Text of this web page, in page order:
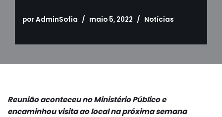
por AdminSofia maio 5, 2022 Notícias
Reunião aconteceu no Ministério Público e
encaminhou visita ao local na próxima semana